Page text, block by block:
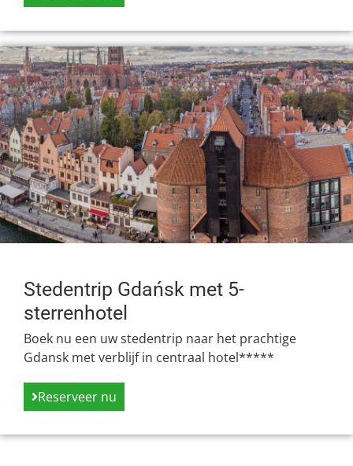
Stedentrip Gdańsk met 5-
sterrenhotel
Boek nu een uw stedentrip naar het prachtige
Gdansk met verblijf in centraal hotel*****
Reserveer nu